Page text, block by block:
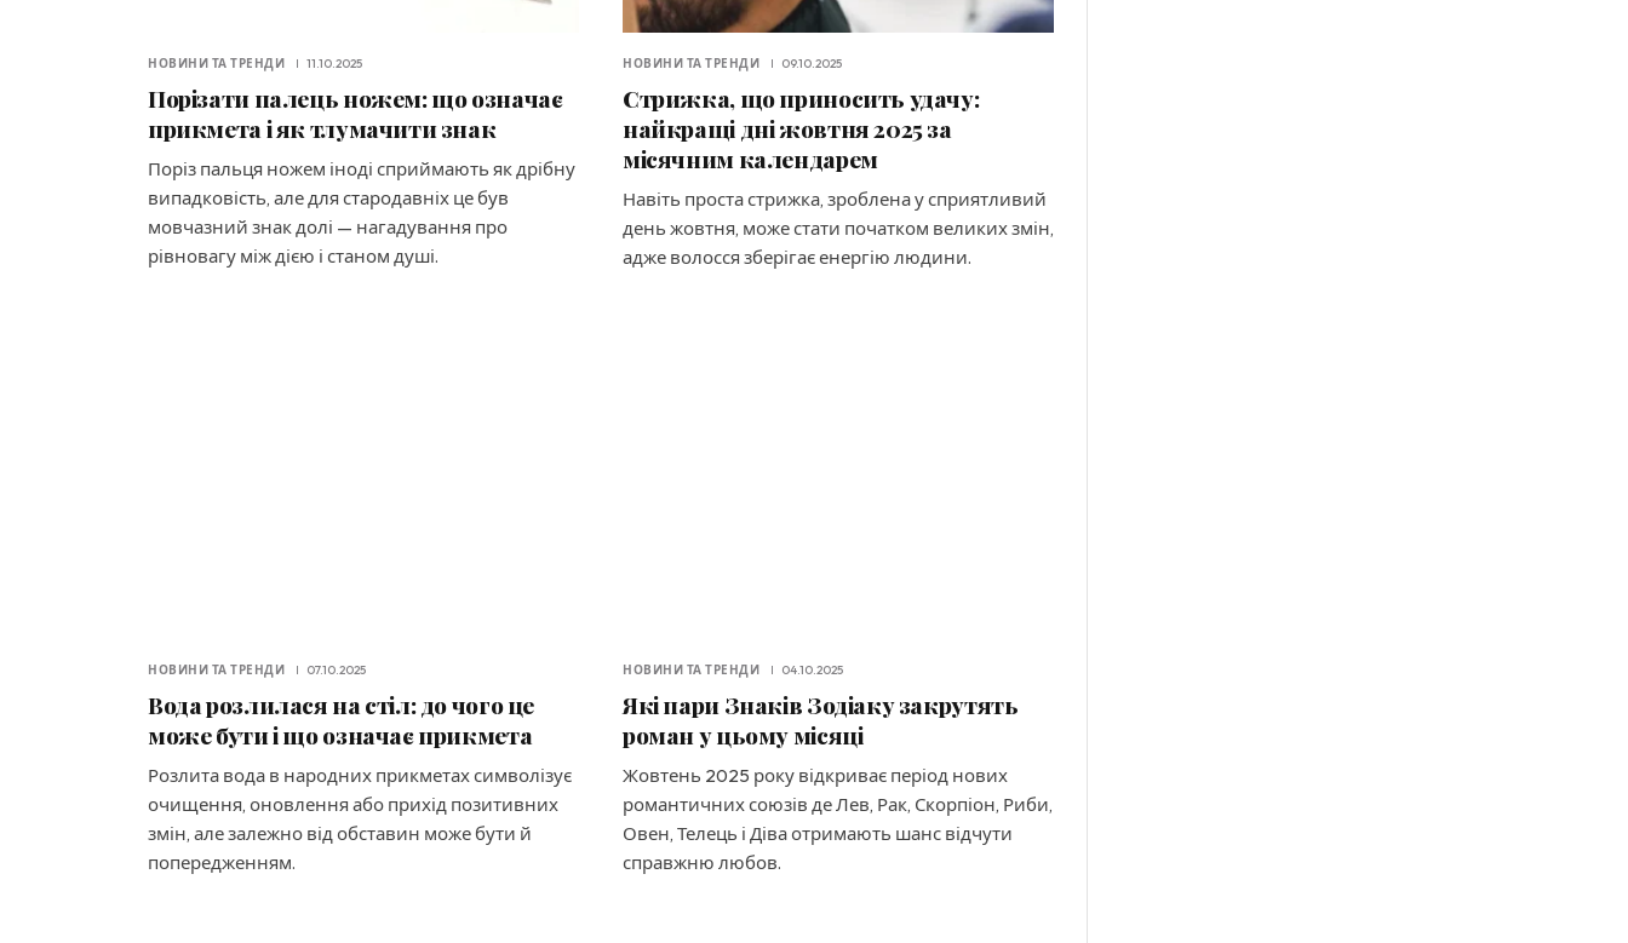
НОВИНИ ТА ТРЕНДИ 11.10.2025
Порізати палець ножем: що означає
прикмета і як тлумачити знак
Поріз пальця ножем іноді сприймають як дрібну
випадковість, але для стародавніх це був
мовчазний знак долі — нагадування про
рівновагу між дією і станом душі.
НОВИНИ ТА ТРЕНДИ 09.10.2025
Стрижка, що приносить удачу:
найкращі дні жовтня 2025 за
місячним календарем
Навіть проста стрижка, зроблена у сприятливий
день жовтня, може стати початком великих змін,
адже волосся зберігає енергію людини.
НОВИНИ ТА ТРЕНДИ 07.10.2025
Вода розлилася на стіл: до чого це
може бути і що означає прикмета
Розлита вода в народних прикметах символізує
очищення, оновлення або прихід позитивних
змін, але залежно від обставин може бути й
попередженням.
НОВИНИ ТА ТРЕНДИ 04.10.2025
Які пари Знаків Зодіаку закрутять
роман у цьому місяці
Жовтень 2025 року відкриває період нових
романтичних союзів де Лев, Рак, Скорпіон, Риби,
Овен, Телець і Діва отримають шанс відчути
справжню любов.